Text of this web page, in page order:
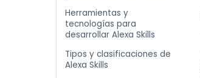
Herramientas y
tecnologías para
desarrollar Alexa Skills
Tipos y clasificaciones de
Alexa Skills